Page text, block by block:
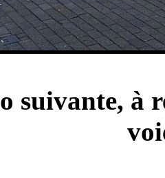
suivante, à